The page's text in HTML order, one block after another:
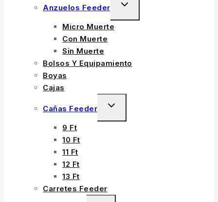
Anzuelos Feeder
TOGGLE
Micro Muerte
Con Muerte
Sin Muerte
Bolsos Y Equipamiento
Boyas
Cajas
Cañas Feeder
TOGGLE
9 Ft
10 Ft
11 Ft
12 Ft
13 Ft
Carretes Feeder